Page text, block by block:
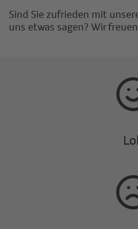
Sind Sie zufrieden mit
uns etwas sagen? Wir